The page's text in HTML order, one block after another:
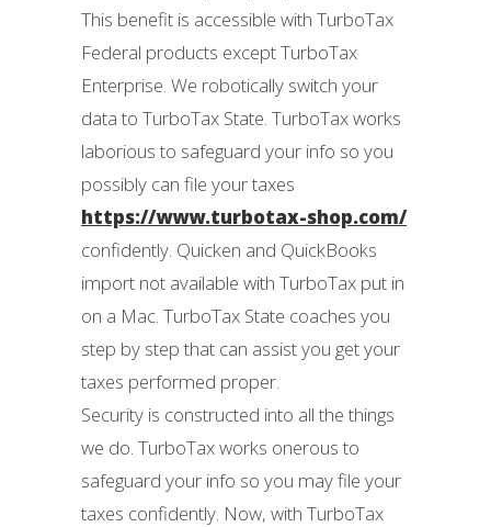
This benefit is accessible with TurboTax
Federal products except TurboTax
Enterprise. We robotically switch your
data to TurboTax State. TurboTax works
laborious to safeguard your info so you
possibly can file your taxes
https://www.turbotax-shop.com/
confidently. Quicken and QuickBooks
import not available with TurboTax put in
on a Mac. TurboTax State coaches you
step by step that can assist you get your
taxes performed proper.
Security is constructed into all the things
we do. TurboTax works onerous to
safeguard your info so you may file your
taxes confidently. Now, with TurboTax